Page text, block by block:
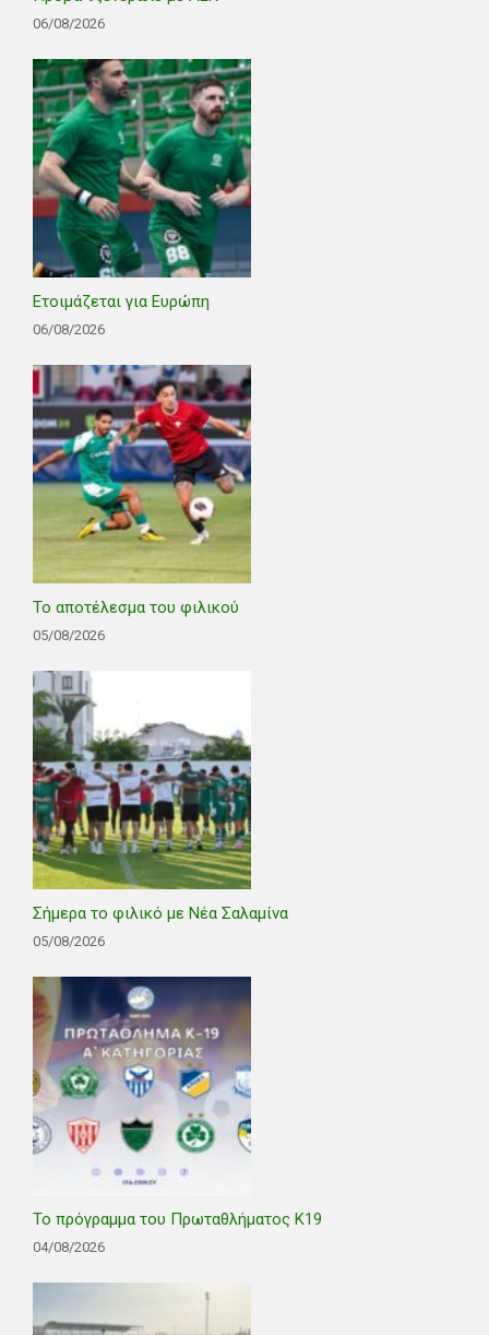
06/08/2026
Ετοιμάζεται για Ευρώπη
06/08/2026
Το αποτέλεσμα του φιλικού
05/08/2026
Σήμερα το φιλικό με Νέα Σαλαμίνα
05/08/2026
Το πρόγραμμα του Πρωταθλήματος Κ19
04/08/2026